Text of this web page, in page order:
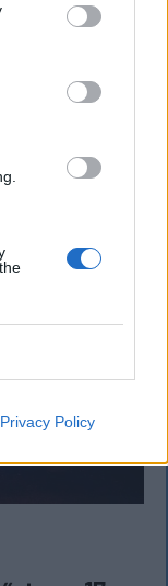
Privacy Policy
idényében a
ipari
a Sepsi